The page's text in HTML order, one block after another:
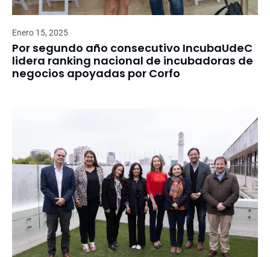
Enero 15, 2025
Por segundo año consecutivo IncubaUdeC
lidera ranking nacional de incubadoras de
negocios apoyadas por Corfo